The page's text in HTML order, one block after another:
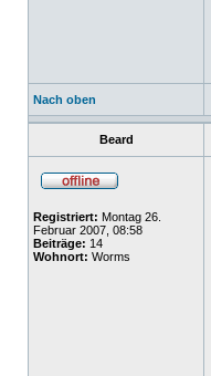
Nach oben
Beard
Registriert: Montag 26.
Februar 2007, 08:58
Beiträge: 14
Wohnort: Worms